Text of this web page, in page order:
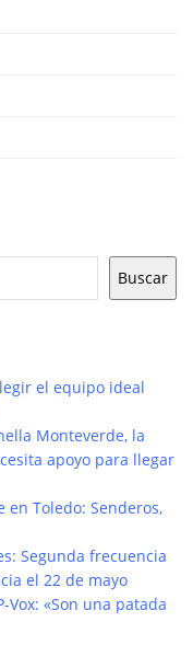
Buscar
el equipo ideal
Monteverde, la
apoyo para llegar
en Toledo: Senderos,
Segunda frecuencia
el 22 de mayo
Vox: «Son una patada